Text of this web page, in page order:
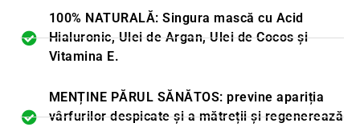
100% NATURALĂ: Singura mască cu Acid
Hialuronic, Ulei de Argan, Ulei de Cocos și
Vitamina E.
MENȚINE PĂRUL SĂNĂTOS: previne apariția
vârfurilor despicate și a mătreții și regenerează